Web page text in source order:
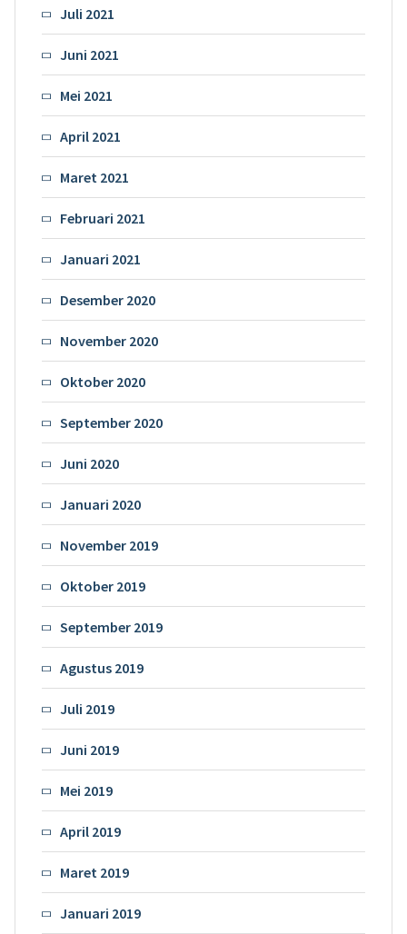
Juli 2021
Juni 2021
Mei 2021
April 2021
Maret 2021
Februari 2021
Januari 2021
Desember 2020
November 2020
Oktober 2020
September 2020
Juni 2020
Januari 2020
November 2019
Oktober 2019
September 2019
Agustus 2019
Juli 2019
Juni 2019
Mei 2019
April 2019
Maret 2019
Januari 2019